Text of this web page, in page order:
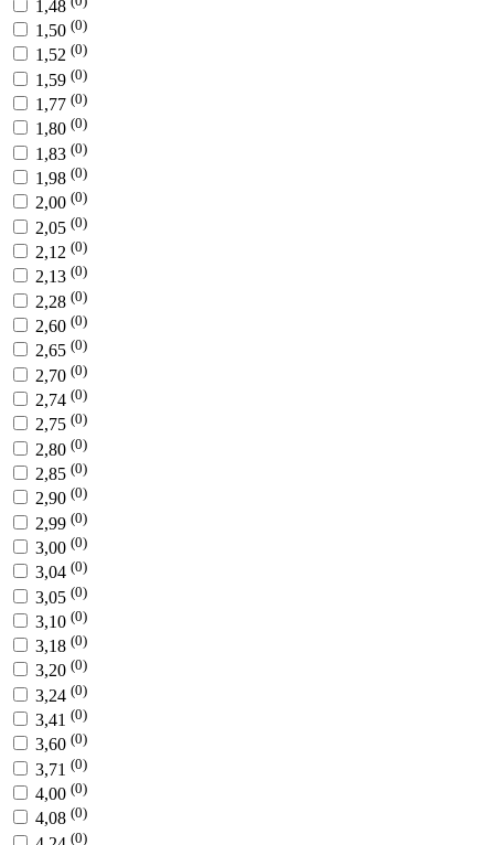
1,48
1,50 (0)
1,52 (0)
1,59 (0)
1,77 (0)
1,80 (0)
1,83 (0)
1,98 (0)
2,00 (0)
2,05 (0)
2,12 (0)
2,13 (0)
2,28 (0)
2,60 (0)
2,65 (0)
2,70 (0)
2,74 (0)
2,75 (0)
2,80 (0)
2,85 (0)
2,90 (0)
2,99 (0)
3,00 (0)
3,04 (0)
3,05 (0)
3,10 (0)
3,18 (0)
3,20 (0)
3,24 (0)
3,41 (0)
3,60 (0)
3,71 (0)
4,00 (0)
4,08 (0)
(0)